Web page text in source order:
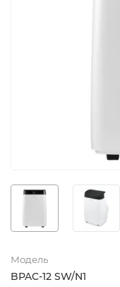
Модель
BPAC-12 SW/N1